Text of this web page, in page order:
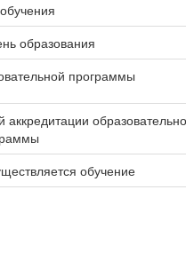
образования
программы
аккредитации
обучение